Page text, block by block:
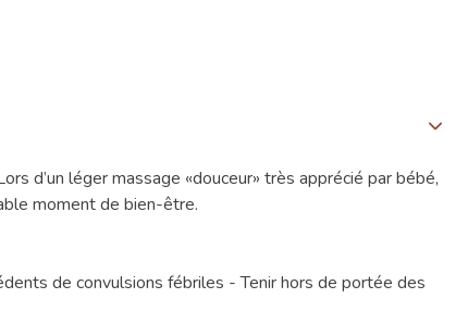
d’un léger massage «douceur» très apprécié par bébé,
moment de bien-être.
de convulsions fébriles - Tenir hors de portée des